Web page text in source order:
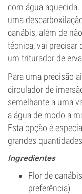
com água
uma
canábis, além de
técnica, vai precisar
um triturador de
Para uma precisão
circulador de
semelhante a uma
a água de modo a
Esta opção é
grandes
Ingredientes
Flor de
preferência)